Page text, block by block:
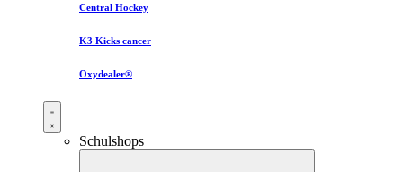
Central Hockey
K3 Kicks cancer
Oxydealer®
Schulshops